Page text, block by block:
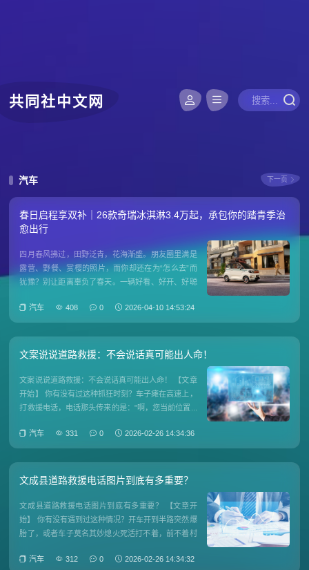
共同社中文网
汽车 下一页
春日启程享双补｜26款奇瑞冰淇淋3.4万起，承包你的踏青季治
愈出行
四月春风拂过，田野泛青，花海渐盛。朋友圈里满是
露营、野餐、赏樱的照片，而你却还在为“怎么去”而
犹豫？别让距离辜负了春天。一辆好看、好开、好聪
拼图。26款奇瑞冰淇淋，带着4月专属补贴政策甜蜜
来袭，承包你整个踏青季的治愈出行，让每一段春日
旅途都自在随心、温暖
汽车 408 0 2026-04-10 14:53:24
文案说说道路救援：不会说话真可能出人命！
文案说说道路救援：不会说话真可能出人命！ 【文章
开始】 你有没有过这种抓狂时刻？车子瘫在高速上，
打救援电话，电话那头传来的是："啊，您当前位置...
是不是比车子抛锚本身还让人窒息？道路救援的文案
和电话沟通，绝不只是漂亮的广告词那么简单。关
汽车 331 0 2026-02-26 14:34:36
文成县道路救援电话图片到底有多重要？
文成县道路救援电话图片到底有多重要？ 【文章开
始】 你有没有遇到过这种情况？开车开到半路突然爆
胎了，或者车子莫名其妙熄火死活打不着，前不着村
有张文成县道路救援电话图片，那简直就是救命稻草
汽车 312 0 2026-02-26 14:34:32